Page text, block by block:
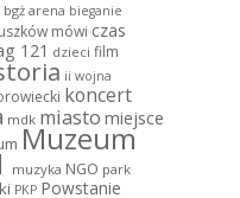
bgż arena bieganie
mówi czas
121 dzieci film
ii wojna
koncert
mdk miasto miejsce
Muzeum
muzyka NGO park
PKP Powstanie